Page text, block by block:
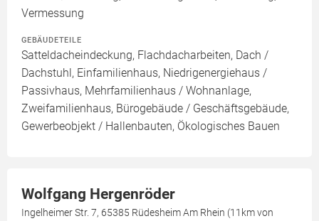
Vermessung
GEBÄUDETEILE
Satteldacheindeckung, Flachdacharbeiten, Dach /
Dachstuhl, Einfamilienhaus, Niedrigenergiehaus /
Passivhaus, Mehrfamilienhaus / Wohnanlage,
Zweifamilienhaus, Bürogebäude / Geschäftsgebäude,
Gewerbeobjekt / Hallenbauten, Ökologisches Bauen
Wolfgang Hergenröder
Ingelheimer Str. 7, 65385 Rüdesheim Am Rhein (11km von